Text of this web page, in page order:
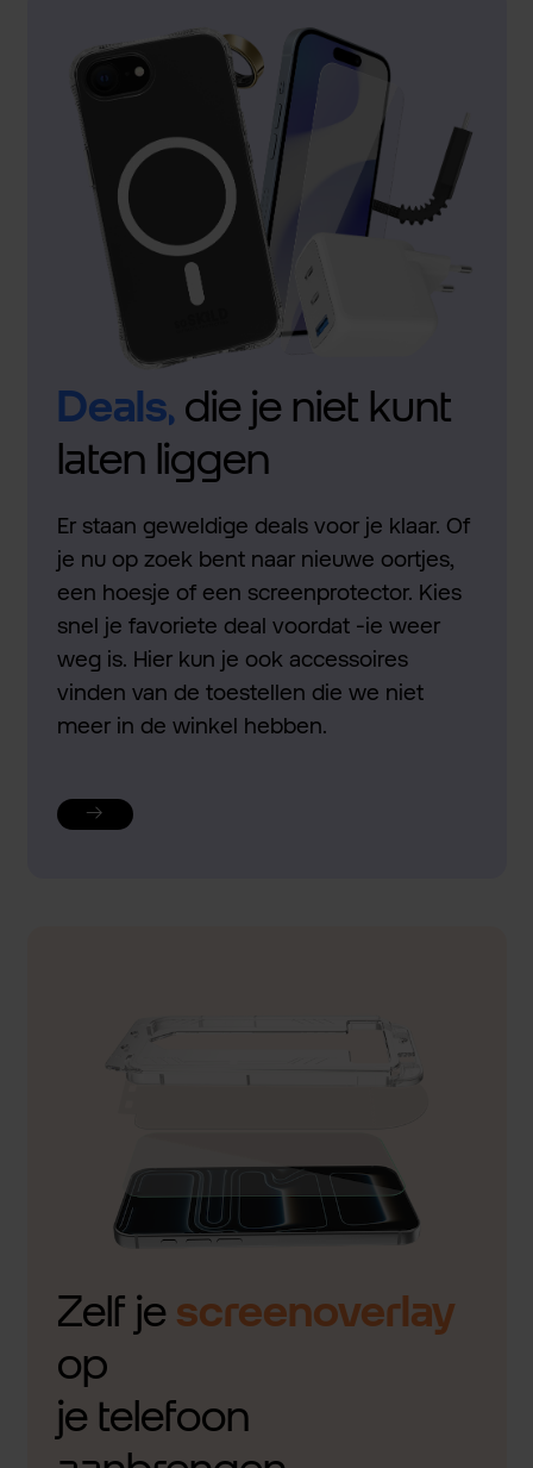
Deals,die je niet kunt
laten liggen
Er staan geweldige deals voor je klaar. Of
je nu op zoek bent naar nieuwe oortjes,
een hoesje of een screenprotector. Kies
snel je favoriete deal voordat -ie weer
weg is. Hier kun je ook accessoires
vinden van de toestellen die we niet
meer in de winkel hebben.
Zelf je screenoverlay
op
je telefoon